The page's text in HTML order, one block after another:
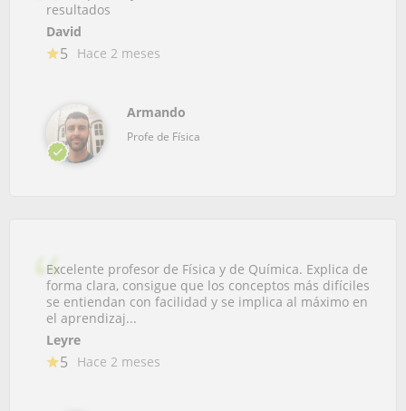
resultados
David
5 Hace 2 meses
Armando
Profe de Física
Excelente profesor de Física y de Química. Explica de
forma clara, consigue que los conceptos más difíciles
se entiendan con facilidad y se implica al máximo en
el aprendizaj...
Leyre
5 Hace 2 meses